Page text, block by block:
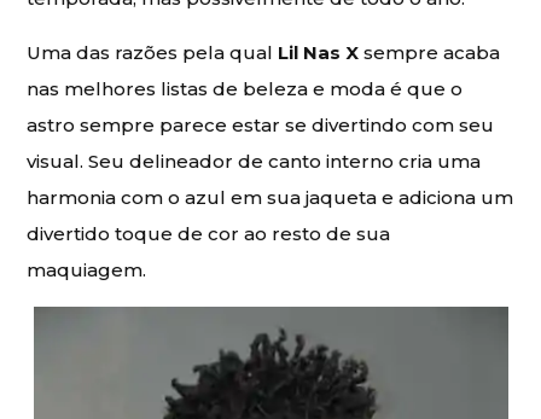
Uma das razões pela qual Lil Nas X sempre acaba
nas melhores listas de beleza e moda é que o
astro sempre parece estar se divertindo com seu
visual. Seu delineador de canto interno cria uma
harmonia com o azul em sua jaqueta e adiciona um
divertido toque de cor ao resto de sua
maquiagem.